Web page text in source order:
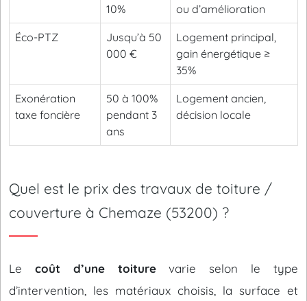
10%
ou d’amélioration
Éco-PTZ
Jusqu’à 50
000 €
Logement principal,
gain énergétique ≥
35%
Exonération
taxe foncière
50 à 100%
pendant 3
ans
Logement ancien,
décision locale
Quel est le prix des travaux de toiture /
couverture à Chemaze (53200) ?
Le coût d’une toiturevarie selon le type
d’intervention, les matériaux choisis, la surface et